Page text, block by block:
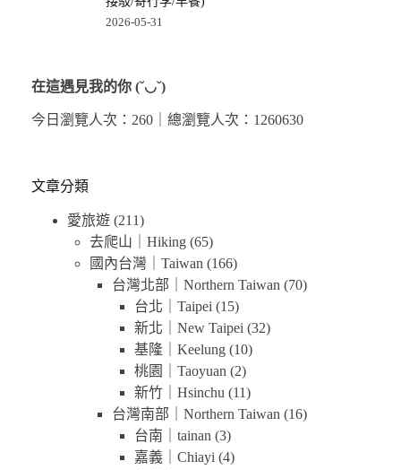
2026-05-31
在這遇見我的你 (˘◡˘)
今日瀏覽人次：260｜ 總瀏覽人次：1260630
文章分類
愛旅遊 (211)
去爬山｜Hiking (65)
國內台灣｜Taiwan (166)
台灣北部｜Northern Taiwan (70)
台北｜Taipei (15)
新北｜New Taipei (32)
基隆｜Keelung (10)
桃園｜Taoyuan (2)
新竹｜Hsinchu (11)
台灣南部｜Northern Taiwan (16)
台南｜tainan (3)
嘉義｜Chiayi (4)